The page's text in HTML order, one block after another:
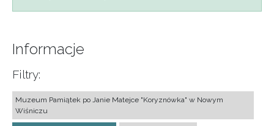
Informacje
Filtry:
Muzeum Pamiątek po Janie Matejce "Koryznówka" w Nowym
Wiśniczu